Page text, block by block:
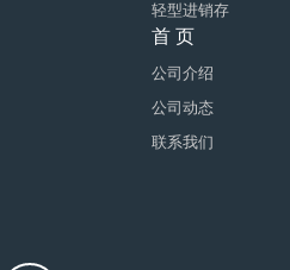
轻型进销存
首 页
公司介绍
公司动态
联系我们